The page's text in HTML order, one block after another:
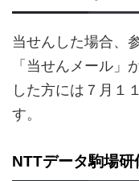
当せんした場合、
「当せんメール」
した方には７月１
す。
NTTデータ駒場